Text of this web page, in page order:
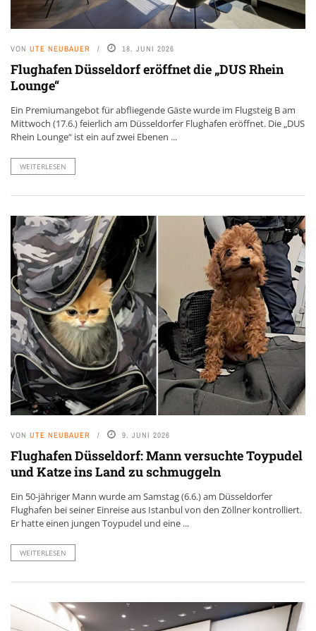
VON UTE NEUBAUER 18. JUNI 2026
Flughafen Düsseldorf eröffnet die „DUS Rhein
Lounge“
Ein Premiumangebot für abfliegende Gäste wurde im Flugsteig B am
Mittwoch (17.6.) feierlich am Düsseldorfer Flughafen eröffnet. Die „DUS
Rhein Lounge“ ist ein auf zwei Ebenen ...
WEITERLESEN
VON UTE NEUBAUER 9. JUNI 2026
Flughafen Düsseldorf: Mann versuchte Toypudel
und Katze ins Land zu schmuggeln
Ein 50-jähriger Mann wurde am Samstag (6.6.) am Düsseldorfer
Flughafen bei seiner Einreise aus Istanbul von den Zöllner kontrolliert.
Er hatte einen jungen Toypudel und eine ...
WEITERLESEN